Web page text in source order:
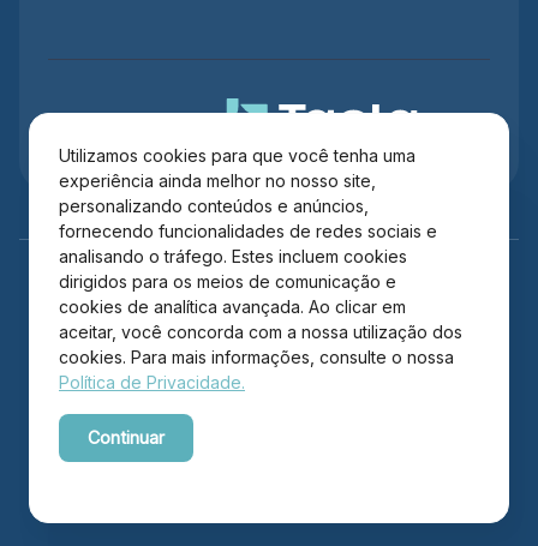
Utilizamos cookies para que você tenha uma
experiência ainda melhor no nosso site,
personalizando conteúdos e anúncios,
fornecendo funcionalidades de redes sociais e
analisando o tráfego. Estes incluem cookies
dirigidos para os meios de comunicação e
cookies de analítica avançada. Ao clicar em
aceitar, você concorda com a nossa utilização dos
cookies. Para mais informações, consulte o nossa
Política de Privacidade.
Continuar
Copyright © 2026 Itajaí Shopping – Todos os direitos